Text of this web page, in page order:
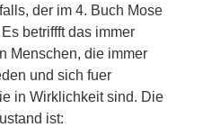
der im 4. Buch Mose
betriffft das immer
Menschen, die immer
und sich fuer
in Wirklichkeit sind. Die
ist: